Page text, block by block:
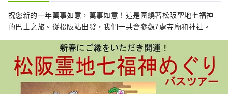
祝您新的一年萬事如意，萬事如意！這是圍繞著松阪聖地七福神
的巴士之旅。從松阪站出發，我們一共會參觀7處寺廟和神社。